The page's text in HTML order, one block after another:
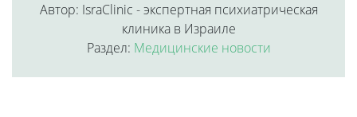
Автор: IsraClinic - экспертная психиатрическая
клиника в Израиле
Раздел: Медицинские новости